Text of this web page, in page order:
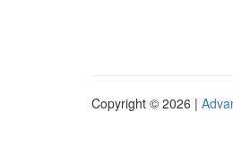
Copyright © 2026 |